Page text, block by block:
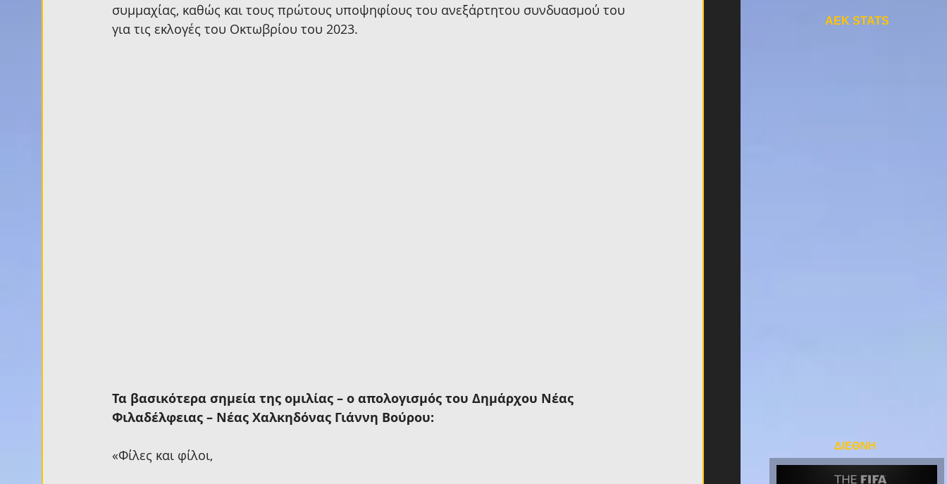
συμμαχίας, καθώς και τους πρώτους υποψηφίους του ανεξάρτητου συνδυασμού του
για τις εκλογές του Οκτωβρίου του 2023.
Τα βασικότερα σημεία της ομιλίας – ο απολογισμός του Δημάρχου Νέας
Φιλαδέλφειας – Νέας Χαλκηδόνας Γιάννη Βούρου:
«Φίλες και φίλοι,
ΔΙΕΘΝΗ
AEK STATS